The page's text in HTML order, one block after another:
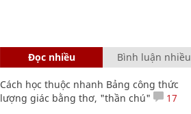
Đọc nhiều Bình luận nhiều
Cách học thuộc nhanh Bảng công thức
lượng giác bằng thơ, "thần chú"
17